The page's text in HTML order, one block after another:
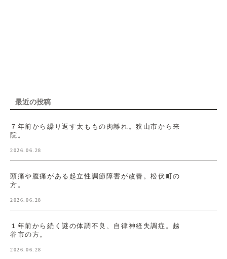
最近の投稿
７年前から繰り返す太ももの肉離れ。狭山市から来
院。
2026.06.28
頭痛や腹痛がある起立性調節障害が改善。松伏町の
方。
2026.06.28
１年前から続く謎の体調不良、自律神経失調症。越
谷市の方。
2026.06.28